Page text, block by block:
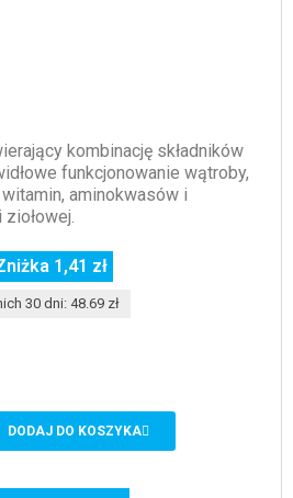
kombinację składników
funkcjonowanie wątroby,
aminokwasów i
1,41 zł
30 dni: 48.69 zł
DODAJ DO KOSZYKA